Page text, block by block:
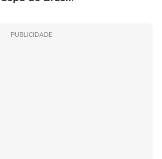
PUBLICIDADE